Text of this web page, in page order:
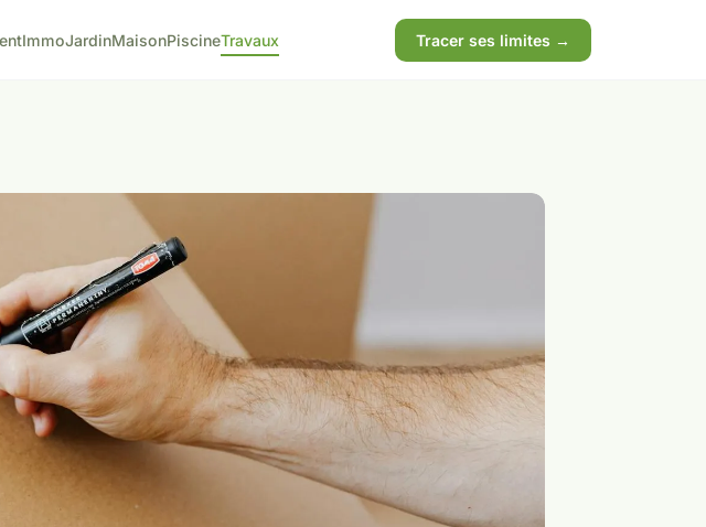
ImmoJardinMaisonPiscineTravaux Tracer ses limites →